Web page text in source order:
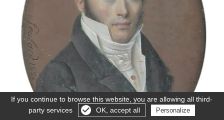
Gérer les cookies
If you continue to browse this website, you are allowing all third-
party services
OK, accept all Personalize